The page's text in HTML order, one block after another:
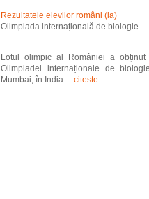
Rezultatele elevilor români (la)
Olimpiada internațională de biologie
Lotul olimpic al României a
Olimpiadei internaționale de
Mumbai, în India. ...citeste